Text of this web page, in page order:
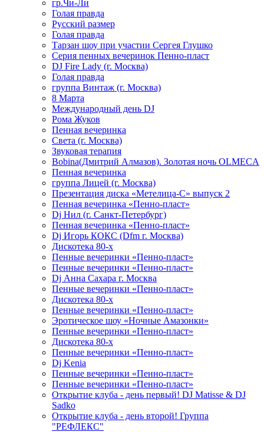
гр.Чи-Ли
Голая правда
Русский размер
Голая правда
Тарзан шоу при участии Сергея Глушко
Серия пенных вечеринок Пенно-пласт
DJ Fire Lady (г. Москва)
Голая правда
группа Винтаж (г. Москва)
8 Марта
Международный день DJ
Рома Жуков
Пенная вечеринка
Света (г. Москва)
Звуковая терапия
Bobina(Дмитрий Алмазов). Золотая ночь OLMECA
Пенная вечеринка
группа Лицей (г. Москва)
Презентация диска «Метелица-С» выпуск 2
Пенная вечеринка «Пенно-пласт»
Dj Нил (г. Санкт-Петербург)
Пенная вечеринка «Пенно-пласт»
Dj Игорь КОКС (Dfm г. Москва)
Дискотека 80-х
Пенные вечеринки «Пенно-пласт»
Пенные вечеринки «Пенно-пласт»
Dj Анна Сахара г. Москва
Пенные вечеринки «Пенно-пласт»
Дискотека 80-х
Пенные вечеринки «Пенно-пласт»
Эротическое шоу «Ночные Амазонки»
Пенные вечеринки «Пенно-пласт»
Дискотека 80-х
Пенные вечеринки «Пенно-пласт»
Dj Kenia
Пенные вечеринки «Пенно-пласт»
Пенные вечеринки «Пенно-пласт»
Открытие клуба - день первый! DJ Matisse & DJ
Sadko
Открытие клуба - день второй! Группа
"РЕФЛЕКС"